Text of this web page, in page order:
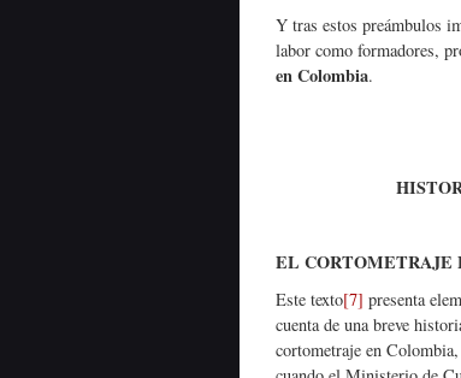
Y tras estos preámbulos
labor como formadores,
en Colombia.
EL CORTOMETRAJE
Este texto[7] presenta
cuenta de una breve
cortometraje en